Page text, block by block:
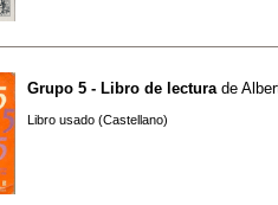
Grupo 5 - Libro de lectura de
Libro usado (Castellano)